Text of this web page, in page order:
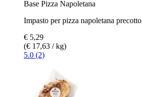
Base Pizza Napoletana
Impasto per pizza napoletana precotto
€ 5,29
(€ 17,63 / kg)
5.0 (2)